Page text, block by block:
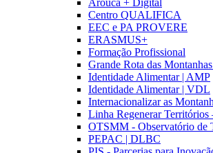
Arouca + Digital
Centro QUALIFICA
EEC e PA PROVERE
ERASMUS+
Formação Profissional
Grande Rota das
Identidade Alimentar | AMP
Identidade Alimentar | VDL
Internacionalizar as
Linha Regenerar Territórios
OTSMM - Observatório de
PEPAC | DLBC